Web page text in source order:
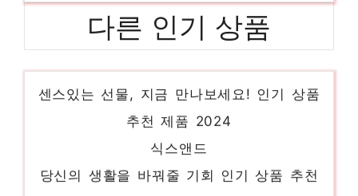
다른 인기 상품
탑텐
추천 제품 2024
식스앤드
당신의 생활을 바꿔줄 기회 인기 상품 추천
제품 2024